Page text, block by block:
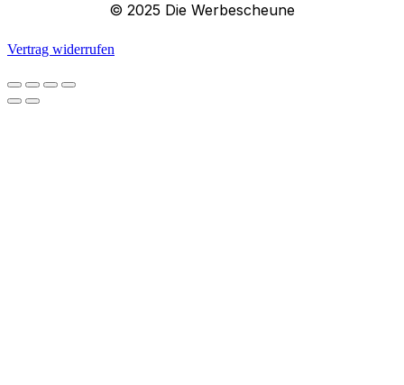
© 2025 Die Werbescheune
Vertrag widerrufen